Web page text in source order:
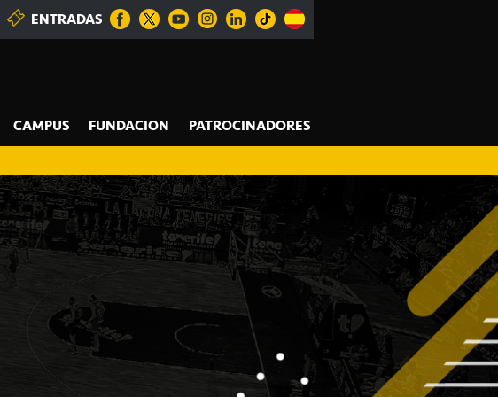
ENTRADAS
CAMPUS FUNDACION PATROCINADORES